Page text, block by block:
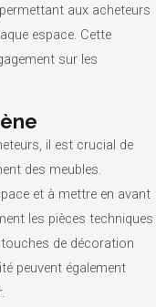
aux acheteurs
espace. Cette
sur les
il est crucial de
des meubles.
et à mettre en avant
les pièces techniques
de décoration
peuvent également